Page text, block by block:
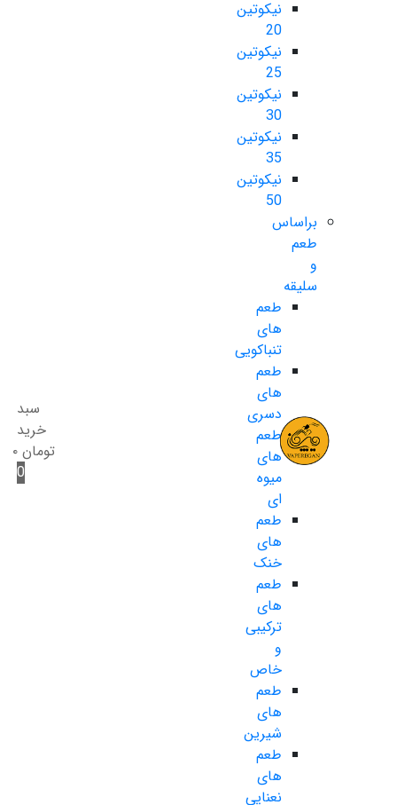
نیکوتین
20
نیکوتین
25
نیکوتین
30
نیکوتین
35
نیکوتین
50
براساس
طعم
و
سلیقه
طعم
های
تنباکویی
طعم
های
دسری
طعم
های
میوه
ای
طعم
های
خنک
طعم
های
ترکیبی
و
خاص
طعم
های
شیرین
طعم
های
نعنایی
سبد
خرید
تومان ۰
0